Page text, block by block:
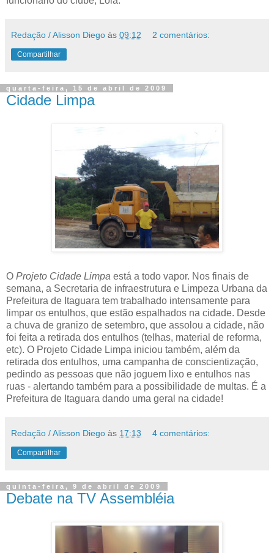
Redação / Alisson Diego às 09:12 2 comentários:
Compartilhar
quarta-feira, 15 de abril de 2009
Cidade Limpa
O Projeto Cidade Limpa está a todo vapor. Nos finais de
semana, a Secretaria de infraestrutura e Limpeza Urbana da
Prefeitura de Itaguara tem trabalhado intensamente para
limpar os entulhos, que estão espalhados na cidade. Desde
a chuva de granizo de setembro, que assolou a cidade, não
foi feita a retirada dos entulhos (telhas, material de reforma,
etc). O Projeto Cidade Limpa iniciou também, além da
retirada dos entulhos, uma campanha de conscientização,
pedindo as pessoas que não joguem lixo e entulhos nas
ruas - alertando também para a possibilidade de multas. É a
Prefeitura de Itaguara dando uma geral na cidade!
Redação / Alisson Diego às 17:13 4 comentários:
Compartilhar
quinta-feira, 9 de abril de 2009
Debate na TV Assembléia